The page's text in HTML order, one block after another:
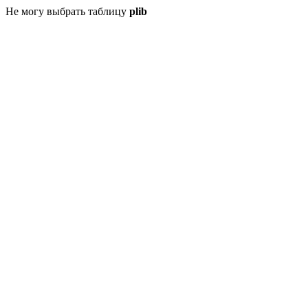
Не могу выбрать таблицу plib